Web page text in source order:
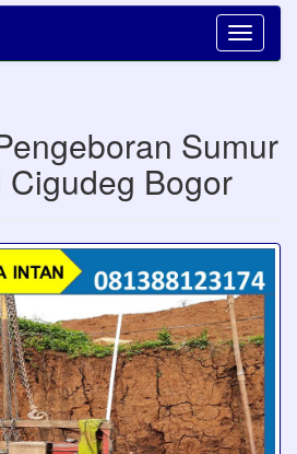
Toggle
Sumur
Bogor